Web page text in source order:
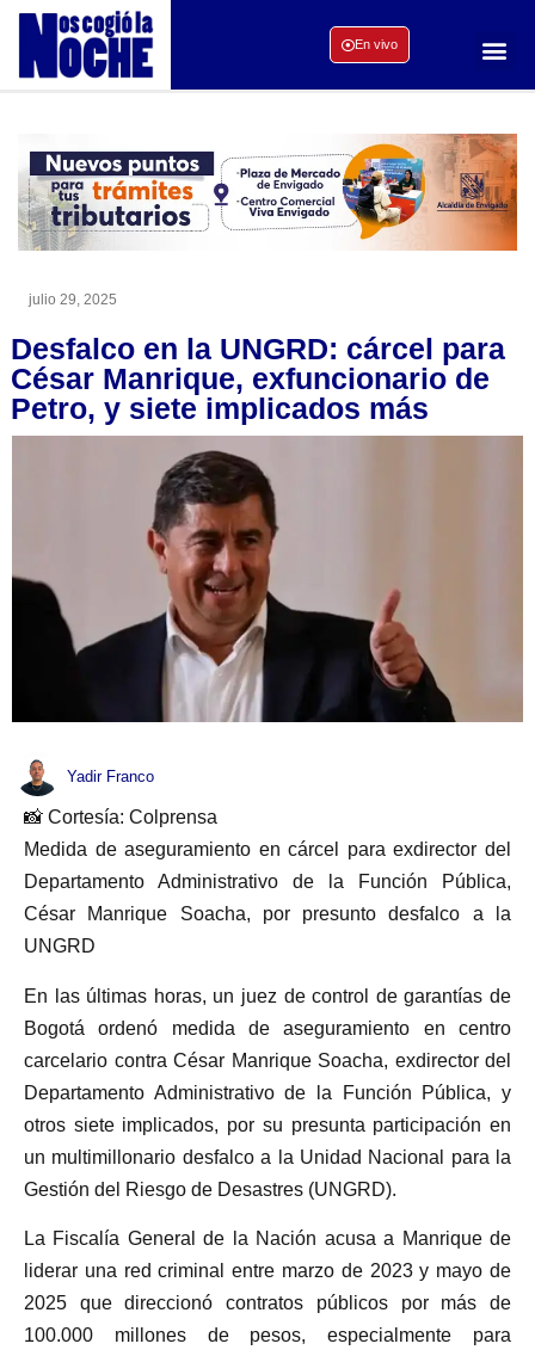
En vivo
julio 29, 2025
Desfalco en la UNGRD: cárcel para
César Manrique, exfuncionario de
Petro, y siete implicados más
Yadir Franco
📸 Cortesía: Colprensa
Medida de aseguramiento en cárcel para exdirector del
Departamento Administrativo de la Función Pública,
César Manrique Soacha, por presunto desfalco a la
UNGRD
En las últimas horas, un juez de control de garantías de
Bogotá ordenó medida de aseguramiento en centro
carcelario contra César Manrique Soacha, exdirector del
Departamento Administrativo de la Función Pública, y
otros siete implicados, por su presunta participación en
un multimillonario desfalco a la Unidad Nacional para la
Gestión del Riesgo de Desastres (UNGRD).
La Fiscalía General de la Nación acusa a Manrique de
liderar una red criminal entre marzo de 2023 y mayo de
2025 que direccionó contratos públicos por más de
100.000 millones de pesos, especialmente para